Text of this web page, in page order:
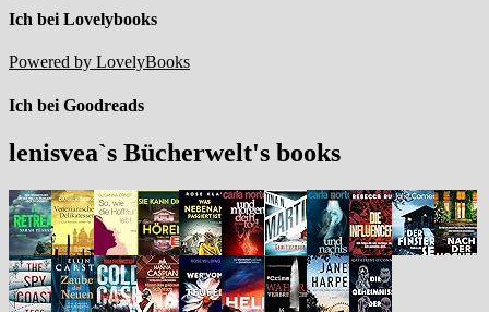
Ich bei Lovelybooks
Powered by LovelyBooks
Ich bei Goodreads
lenisvea`s Bücherwelt's books